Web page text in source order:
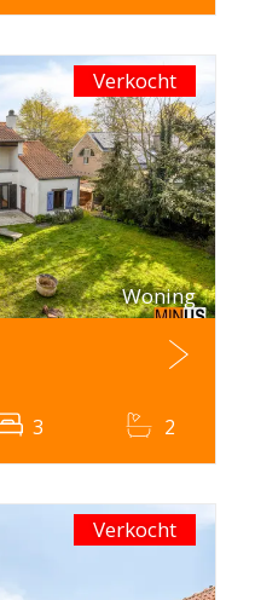
Verkocht
Woning
3 2
Verkocht